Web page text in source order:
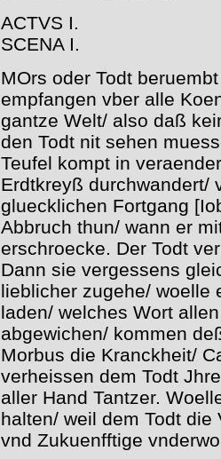
ACTVS I.
SCENA I.
MOrs oder Todt
empfangen vber alle
gantze Welt/ also daß
den Todt nit sehen
Teufel kompt in
Erdtkreyß durchwandert/
gluecklichen Fortgang
Abbruch thun/ wann er
erschroecke. Der Todt
Dann sie vergessens
lieblicher zugehe/ woelle
laden/ welches Wort
abgewichen/ kommen
Morbus die Kranckheit/
verheissen dem Todt
aller Hand Tantzer.
halten/ weil dem Todt die
vnd Zukuenfftige